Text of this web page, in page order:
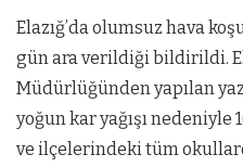
Elazığ’da olumsuz hava
gün ara verildiği bildirildi.
Müdürlüğünden yapılan
yoğun kar yağışı nedeniyle
ve ilçelerindeki tüm